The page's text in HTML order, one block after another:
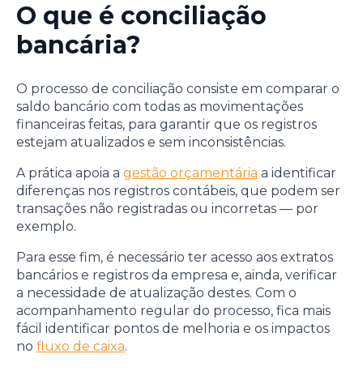
O que é conciliação
bancária?
O processo de conciliação consiste em comparar o
saldo bancário com todas as movimentações
financeiras feitas, para garantir que os registros
estejam atualizados e sem inconsistências.
A prática apoia a gestão orçamentária a identificar
diferenças nos registros contábeis, que podem ser
transações não registradas ou incorretas — por
exemplo.
Para esse fim, é necessário ter acesso aos extratos
bancários e registros da empresa e, ainda, verificar
a necessidade de atualização destes. Com o
acompanhamento regular do processo, fica mais
fácil identificar pontos de melhoria e os impactos
no fluxo de caixa.